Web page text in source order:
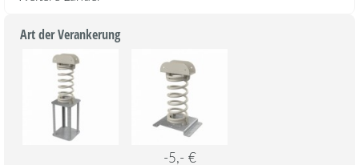
Art der Verankerung
-5,- €